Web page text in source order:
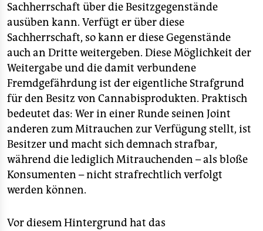
Sachherrschaft über die Besitzgegenstände
ausüben kann. Verfügt er über diese
Sachherrschaft, so kann er diese Gegenstände
auch an Dritte weitergeben. Diese Möglichkeit der
Weitergabe und die damit verbundene
Fremdgefährdung ist der eigentliche Strafgrund
für den Besitz von Cannabisprodukten. Praktisch
bedeutet das: Wer in einer Runde seinen Joint
anderen zum Mitrauchen zur Verfügung stellt, ist
Besitzer und macht sich demnach strafbar,
während die lediglich Mitrauchenden – als bloße
Konsumenten – nicht strafrechtlich verfolgt
werden können.
Vor diesem Hintergrund hat das